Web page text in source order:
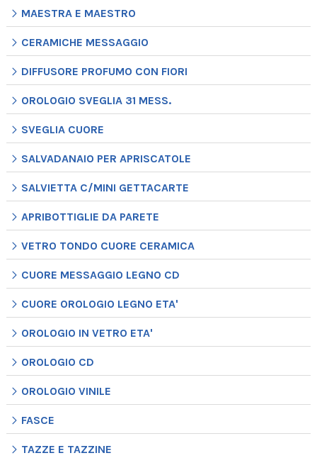
MAESTRA E MAESTRO
CERAMICHE MESSAGGIO
DIFFUSORE PROFUMO CON FIORI
OROLOGIO SVEGLIA 31 MESS.
SVEGLIA CUORE
SALVADANAIO PER APRISCATOLE
SALVIETTA C/MINI GETTACARTE
APRIBOTTIGLIE DA PARETE
VETRO TONDO CUORE CERAMICA
CUORE MESSAGGIO LEGNO CD
CUORE OROLOGIO LEGNO ETA'
OROLOGIO IN VETRO ETA'
OROLOGIO CD
OROLOGIO VINILE
FASCE
TAZZE E TAZZINE